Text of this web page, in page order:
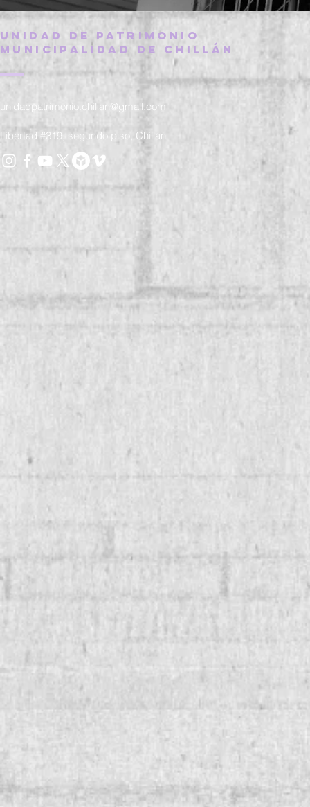
UNIDAD DE PATRIMONIO
MUNICIPALIDAD DE CHILLÁN
unidadpatrimonio.chillan@gmail.com
Libertad #319, segundo piso, Chillán